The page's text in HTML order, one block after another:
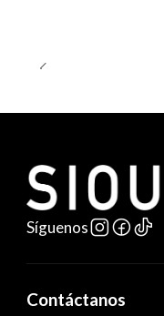
Síguenos
Contáctanos